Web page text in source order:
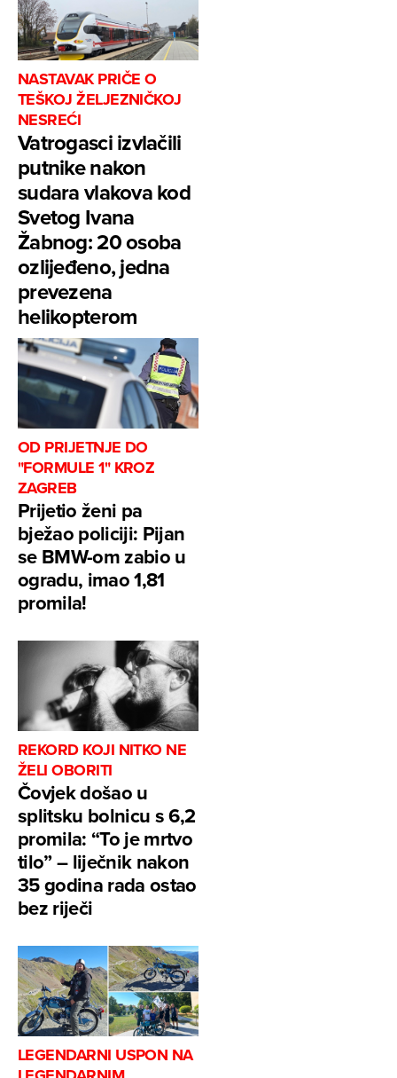
NASTAVAK PRIČE O
TEŠKOJ ŽELJEZNIČKOJ
NESREĆI
Vatrogasci izvlačili
putnike nakon
sudara vlakova kod
Svetog Ivana
Žabnog: 20 osoba
ozlijeđeno, jedna
prevezena
helikopterom
OD PRIJETNJE DO
"FORMULE 1" KROZ
ZAGREB
Prijetio ženi pa
bježao policiji: Pijan
se BMW-om zabio u
ogradu, imao 1,81
promila!
REKORD KOJI NITKO NE
ŽELI OBORITI
Čovjek došao u
splitsku bolnicu s 6,2
promila: “To je mrtvo
tilo” – liječnik nakon
35 godina rada ostao
bez riječi
LEGENDARNI USPON NA